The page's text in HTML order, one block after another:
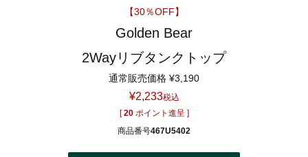
【30％OFF】
Golden Bear
2Wayリブタンクトップ
通常販売価格 ¥3,190
¥2,233税込
[ 20 ポイント進呈 ]
商品番号467U5402